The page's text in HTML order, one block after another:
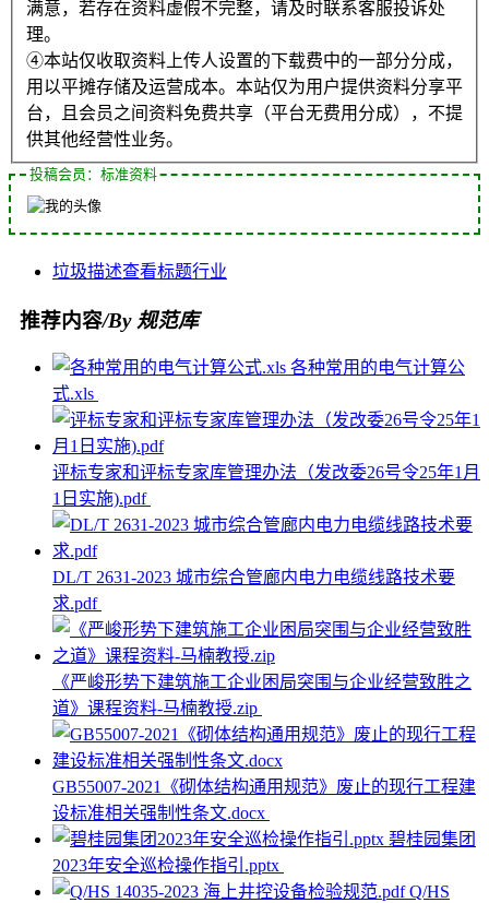
满意，若存在资料虚假不完整，请及时联系客服投诉处
理。
④本站仅收取资料上传人设置的下载费中的一部分分成，
用以平摊存储及运营成本。本站仅为用户提供资料分享平
台，且会员之间资料免费共享（平台无费用分成），不提
供其他经营性业务。
投稿会员：标准资料
垃圾描述查看标题行业
推荐内容/By 规范库
各种常用的电气计算公
式.xls
评标专家和评标专家库管理办法（发改委26号令25年1月
1日实施).pdf
DL/T 2631-2023 城市综合管廊内电力电缆线路技术要
求.pdf
《严峻形势下建筑施工企业困局突围与企业经营致胜之
道》课程资料-马楠教授.zip
GB55007-2021《砌体结构通用规范》废止的现行工程建
设标准相关强制性条文.docx
碧桂园集团
2023年安全巡检操作指引.pptx
Q/HS